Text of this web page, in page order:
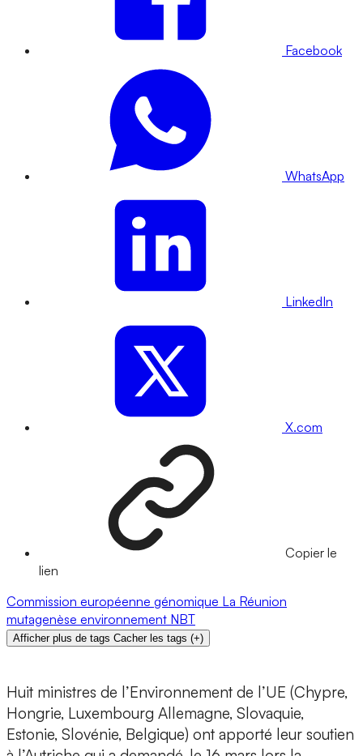
Facebook
WhatsApp
LinkedIn
X.com
Copier le
lien
Commission européenne génomique La Réunion
mutagenèse environnement NBT
Afficher plus de tags Cacher les tags (+)
Huit ministres de l’Environnement de l’UE (Chypre,
Hongrie, Luxembourg Allemagne, Slovaquie,
Estonie, Slovénie, Belgique) ont apporté leur soutien